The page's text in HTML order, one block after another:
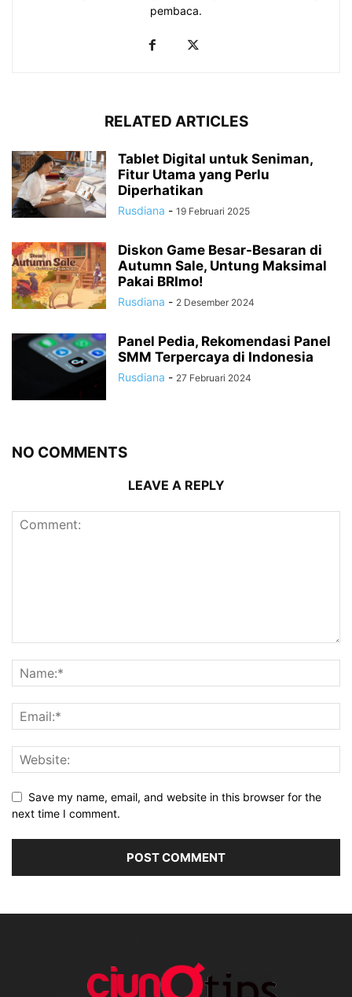
pembaca.
RELATED ARTICLES
Tablet Digital untuk Seniman,
Fitur Utama yang Perlu
Diperhatikan
Rusdiana - 19 Februari 2025
Diskon Game Besar-Besaran di
Autumn Sale, Untung Maksimal
Pakai BRImo!
Rusdiana - 2 Desember 2024
Panel Pedia, Rekomendasi Panel
SMM Terpercaya di Indonesia
Rusdiana - 27 Februari 2024
NO COMMENTS
LEAVE A REPLY
Save my name, email, and website in this browser for the
next time I comment.